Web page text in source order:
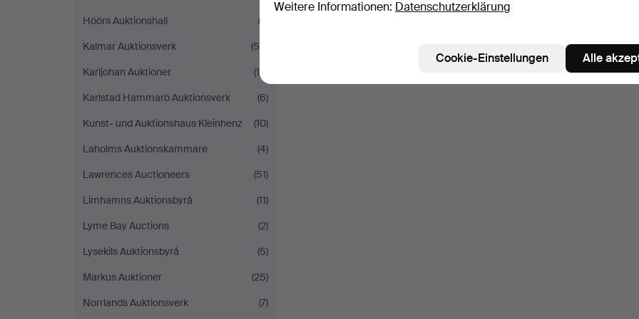
Höörs Auktionshall
(3)
Kalmar Auktionsverk
(50)
Karljohan Auktioner
(19)
Karlstad Hammarö Auktionsverk
(6)
Kunst- und Auktionshaus Kleinhenz
(10)
Laholms Auktionskammare
(4)
Lawrences Auctioneers
(51)
Limhamns Auktionsbyrå
(11)
Lyme Bay Auctions
(2)
Lysekils Auktionsbyrå
(5)
Markus Auktioner
(25)
Norrlands Auktionsverk
(7)
Weitere Informationen: Datenschutzerklärung
Cookie-Einstellungen Alle